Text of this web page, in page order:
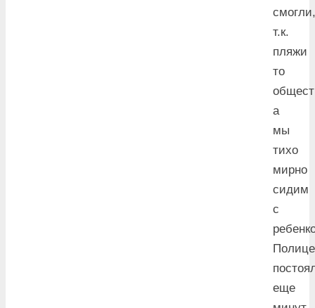
смогли,
т.к.
пляжи
то
а
мы
тихо
мирно
сидим
с
еще